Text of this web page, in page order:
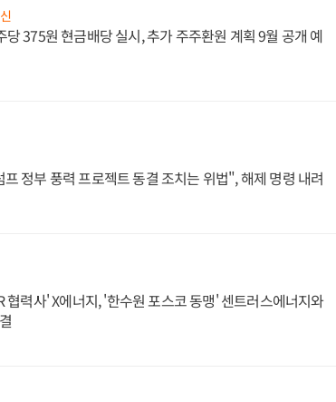
당 375원 현금배당 실시, 추가 주주환원 계획 9월 공개 예
정부 풍력 프로젝트 동결 조치는 위법", 해제 명령 내려
협력사' X에너지, '한수원 포스코 동맹' 센트러스에너지와